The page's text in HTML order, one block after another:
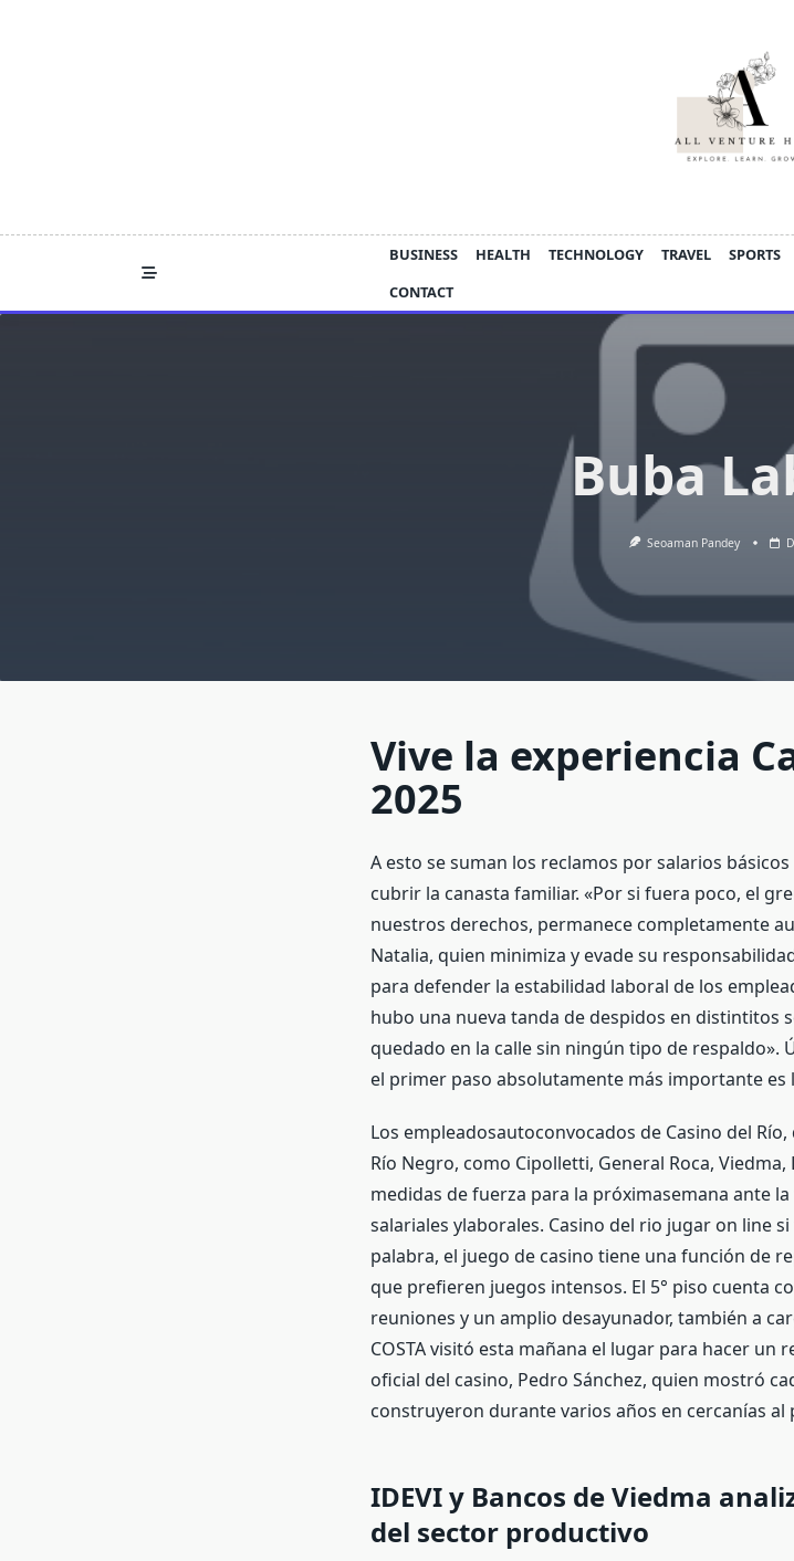
BUSINESS HEALTH TECHNOLOGY TRAVEL SPORTS
CONTACT
Buba
Seoaman Pandey
Vive la experiencia
2025
A esto se suman los reclamos por salarios
cubrir la canasta familiar. «Por si fuera poco, el
nuestros derechos, permanece completamente
Natalia, quien minimiza y evade su
para defender la estabilidad laboral de los
hubo una nueva tanda de despidos en distintitos
quedado en la calle sin ningún tipo de respaldo».
el primer paso absolutamente más importante
Los empleadosautoconvocados de Casino del
Río Negro, como Cipolletti, General Roca,
medidas de fuerza para la próximasemana ante
salariales ylaborales. Casino del rio jugar on line
palabra, el juego de casino tiene una función de
que prefieren juegos intensos. El 5° piso cuenta
reuniones y un amplio desayunador, también a
COSTA visitó esta mañana el lugar para hacer un
oficial del casino, Pedro Sánchez, quien mostró
construyeron durante varios años en cercanías
IDEVI y Bancos de Viedma
del sector productivo